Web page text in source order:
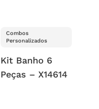
Combos
Personalizados
Kit Banho 6
Peças – X14614